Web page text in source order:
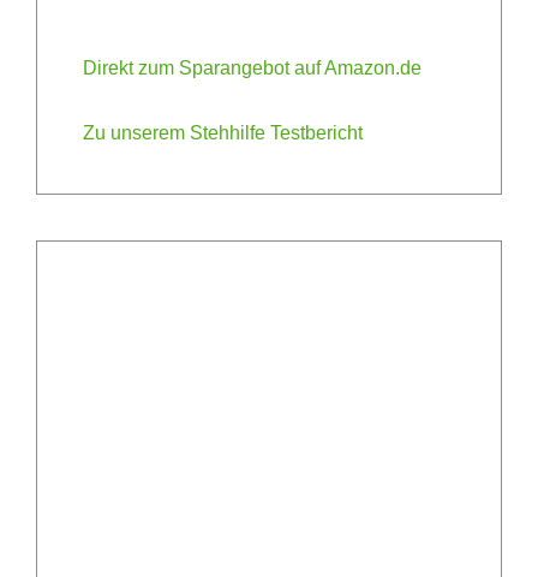
Direkt zum Sparangebot auf Amazon.de
Zu unserem Stehhilfe Testbericht